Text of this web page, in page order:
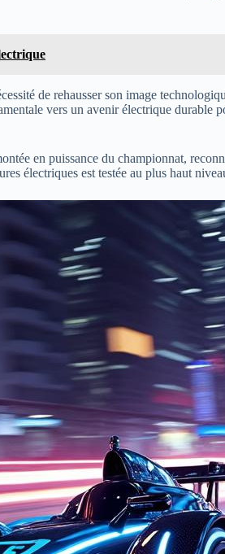
de rehausser son image
vers un avenir électrique durable
en puissance du championnat,
électriques est testée au plus haut